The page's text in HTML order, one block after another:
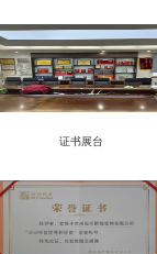
证书展台